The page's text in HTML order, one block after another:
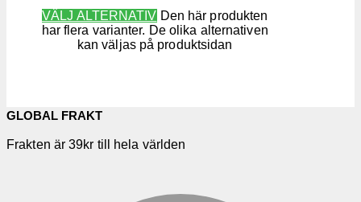
VÄLJ ALTERNATIV Den här produkten
har flera varianter. De olika alternativen
kan väljas på produktsidan
GLOBAL FRAKT
Frakten är 39kr till hela världen